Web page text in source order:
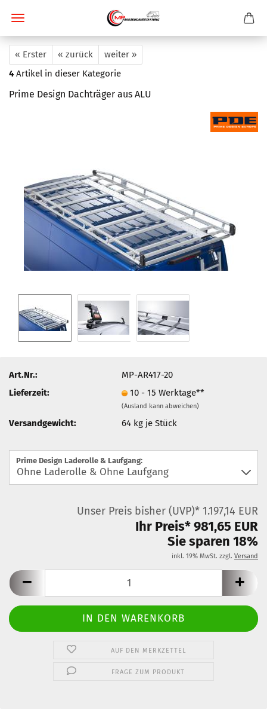
« Erster « zurück
weiter »
4Artikel in dieser Kategorie
Prime Design Dachträger aus ALU
Art.Nr.:
MP-AR417-20
Lieferzeit:
10 - 15 Werktage**
(Ausland kann abweichen)
Versandgewicht: 64 kg je Stück
Prime Design Laderolle & Laufgang:
Unser Preis bisher (UVP)* 1.197,14 EUR
Ihr Preis* 981,65 EUR
Sie sparen 18%
inkl. 19% MwSt. zzgl. Versand
AUF DEN MERKZETTEL
FRAGE ZUM PRODUKT